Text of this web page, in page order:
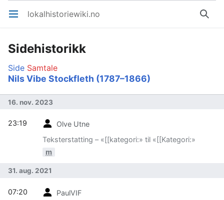
Åpne hovedmenyen lokalhistoriewiki.no Søk
Sidehistorikk
Side Samtale
Nils Vibe Stockfleth (1787–1866)
16. nov. 2023
Olve Utne
Teksterstatting – «[[kategori:» til «[[Kategori:»
m
23:19
31. aug. 2021
PaulVIF
07:20